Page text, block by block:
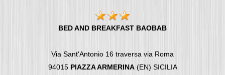
BED AND BREAKFAST BAOBAB
Via Sant'Antonio 16 traversa via Roma
94015 PIAZZA ARMERINA(EN) SICILIA